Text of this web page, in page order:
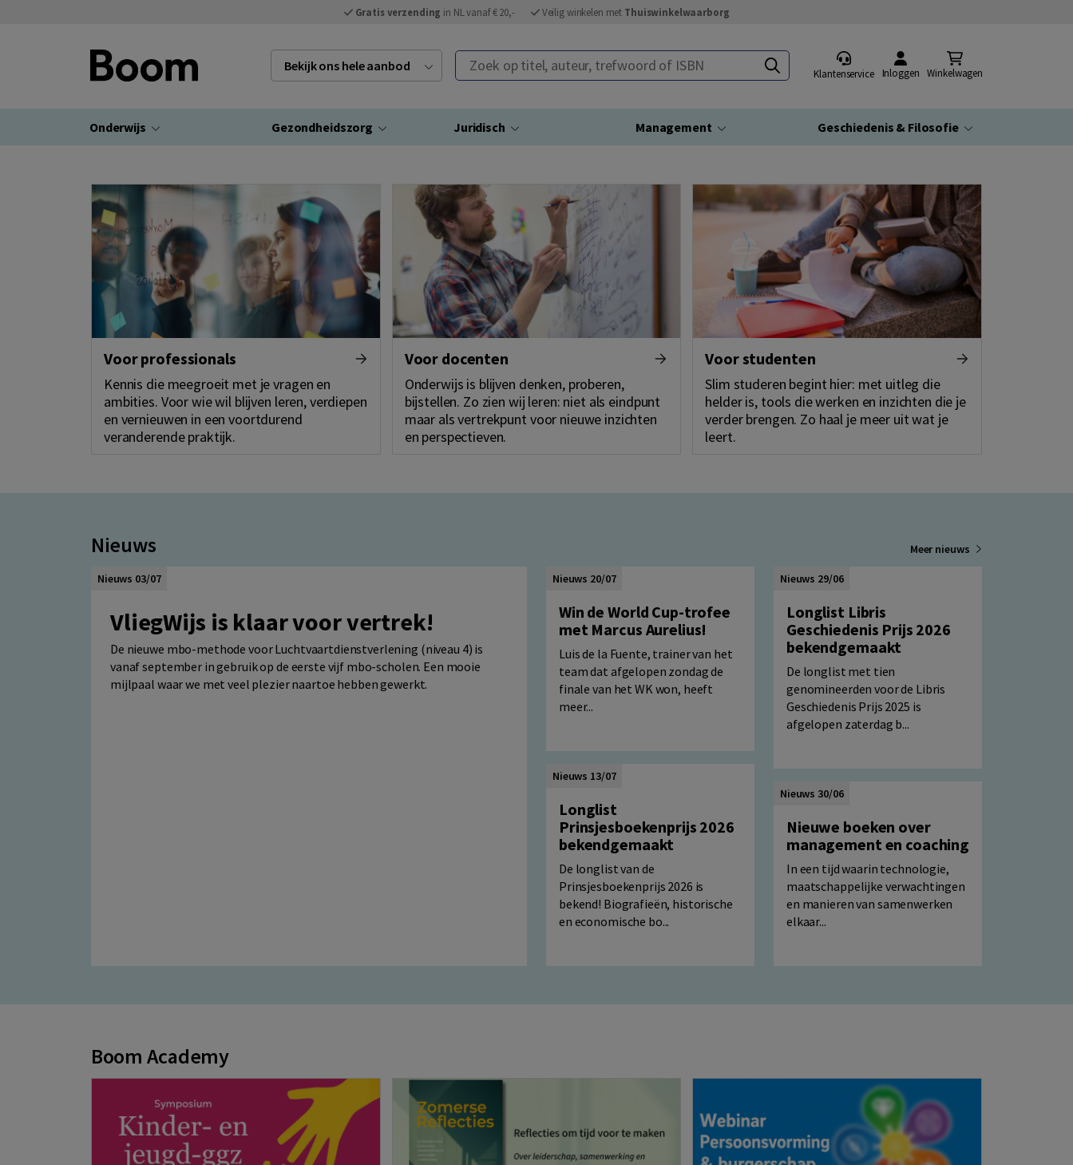
Gratis verzending in NL vanaf € 20,- Veilig winkelen met Thuiswinkelwaarborg
Bekijk ons hele aanbod Zoek op titel, auteur, trefwoord of ISBN
Klantenservice Inloggen Winkelwagen
Onderwijs Gezondheidszorg Juridisch Management Geschiedenis & Filosofie
Voor professionals
Kennis die meegroeit met je vragen en
ambities. Voor wie wil blijven leren, verdiepen
en vernieuwen in een voortdurend
veranderende praktijk.
Voor docenten
Onderwijs is blijven denken, proberen,
bijstellen. Zo zien wij leren: niet als eindpunt
maar als vertrekpunt voor nieuwe inzichten
en perspectieven.
Voor studenten
Slim studeren begint hier: met uitleg die
helder is, tools die werken en inzichten die je
verder brengen. Zo haal je meer uit wat je
leert.
Nieuws Meer nieuws
Nieuws 03/07
VliegWijs is klaar voor vertrek!
De nieuwe mbo-methode voor Luchtvaartdienstverlening (niveau 4) is
vanaf september in gebruik op de eerste vijf mbo-scholen. Een mooie
mijlpaal waar we met veel plezier naartoe hebben gewerkt.
Nieuws 20/07
Win de World Cup-trofee
met Marcus Aurelius!
Luis de la Fuente, trainer van het
team dat afgelopen zondag de
finale van het WK won, heeft
meer...
Nieuws 13/07
Longlist
Prinsjesboekenprijs 2026
bekendgemaakt
De longlist van de
Prinsjesboekenprijs 2026 is
bekend! Biografieën, historische
en economische bo...
Nieuws 29/06
Longlist Libris
Geschiedenis Prijs 2026
bekendgemaakt
De longlist met tien
genomineerden voor de Libris
Geschiedenis Prijs 2025 is
afgelopen zaterdag b...
Nieuws 30/06
Nieuwe boeken over
management en coaching
In een tijd waarin technologie,
maatschappelijke verwachtingen
en manieren van samenwerken
elkaar...
Boom Academy